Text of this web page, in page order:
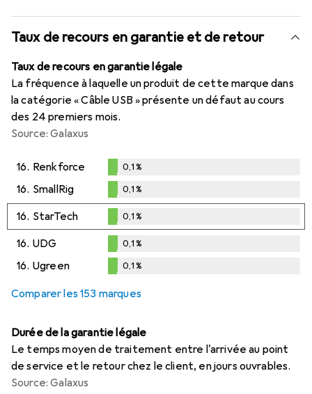
Taux de recours en garantie et de retour
Taux de recours en garantie légale
La fréquence à laquelle un produit de cette marque dans
la catégorie « Câble USB » présente un défaut au cours
des 24 premiers mois.
Source: Galaxus
16. Renkforce
%
0,1%
16. SmallRig
0,1%
0,1%
16. StarTech
0,1%
0,1%
16. UDG
%
0,1%
16. Ugreen 0,1%
Comparer les 153 marques
Durée de la garantie légale
Le temps moyen de traitement entre l'arrivée au point
de service et le retour chez le client, en jours ouvrables.
Source: Galaxus